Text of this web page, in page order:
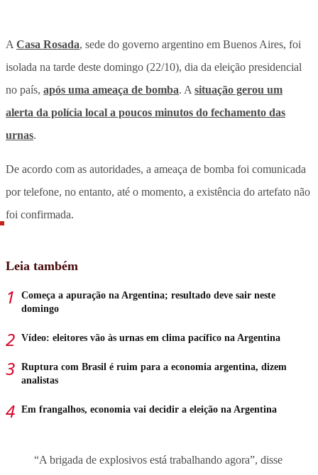
A Casa Rosada, sede do governo argentino em Buenos Aires, foi
isolada na tarde deste domingo (22/10), dia da eleição presidencial
no país, após uma ameaça de bomba. A situação gerou um
alerta da polícia local a poucos minutos do fechamento das
urnas.
De acordo com as autoridades, a ameaça de bomba foi comunicada
por telefone, no entanto, até o momento, a existência do artefato não
foi confirmada.
Leia também
Começa a apuração na Argentina; resultado deve sair neste
domingo
Vídeo: eleitores vão às urnas em clima pacífico na Argentina
Ruptura com Brasil é ruim para a economia argentina, dizem
analistas
Em frangalhos, economia vai decidir a eleição na Argentina
“A brigada de explosivos está trabalhando agora”, disse